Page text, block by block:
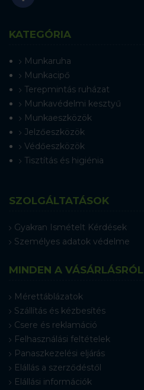
KATEGÓRIA
Munkaruha
Munkacipő
Terepmintás ruházat
Munkavédelmi kesztyű
Munkaeszközök
Jelzőeszközök
Védőeszközök
Tisztítás és higiénia
SZOLGÁLTATÁSOK
Gyakran Ismételt Kérdések
Személyes adatok védelme
MINDEN A VÁSÁRLÁSRÓL
Mérettáblázatok
Szállítás és kézbesítés
Csere és reklamáció
Felhasználási feltételek
Panaszkezelési eljárás
Elállás a szerződéstől
Elállási információk